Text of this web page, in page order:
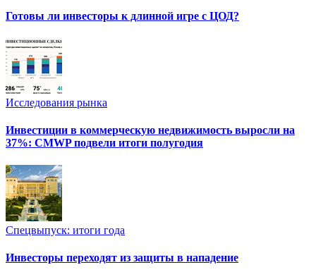
Готовы ли инвесторы к длинной игре с ЦОД?
Исследования рынка
Инвестиции в коммерческую недвижимость выросли на
37%: CMWP подвели итоги полугодия
Спецвыпуск: итоги года
Инвесторы переходят из защиты в нападение